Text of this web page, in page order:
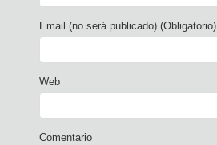
Email (no será publicado) (Obligatorio)
Web
Comentario